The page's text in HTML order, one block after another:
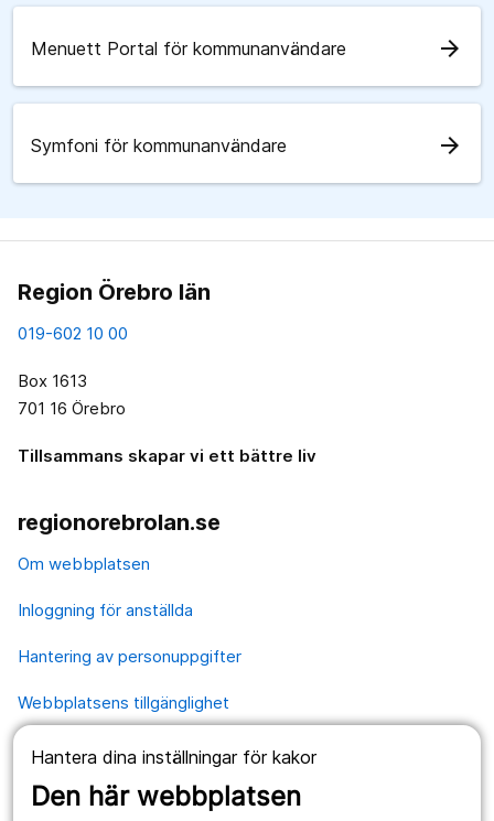
Hantera dina inställningar för kakor
Den här webbplatsen
Menuett Portal för kommunanvändare arrow_forward
Symfoni för kommunanvändare arrow_forward
Region Örebro län
019-602 10 00
Box 1613
701 16 Örebro
Tillsammans skapar vi ett bättre liv
regionorebrolan.se
Om webbplatsen
Inloggning för anställda
Hantering av personuppgifter
Webbplatsens tillgänglighet
Våra webbplatser
1177.se